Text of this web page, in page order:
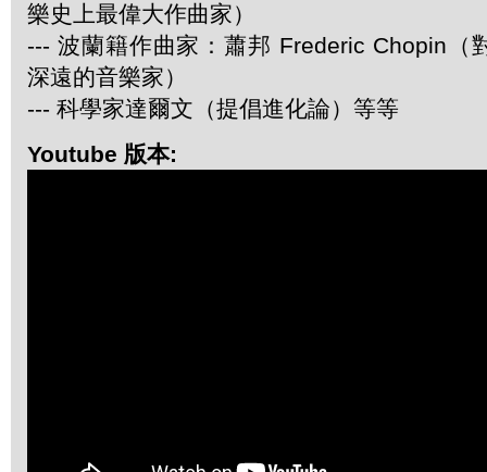
樂史上最偉大作曲家）
--- 波蘭籍作曲家：蕭邦 Frederic Chopin（
深遠的音樂家）
--- 科學家達爾文（提倡進化論）等等
Youtube 版本: